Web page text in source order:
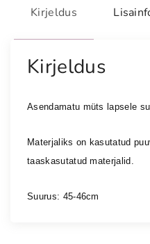
k
b
a
r
k
j
u
i
Kirjeldus
Kirjeldus
Asendamatu müts lapsele
Materjaliks on kasutatud
taaskasutatud materjalid.
Suurus: 45-46cm